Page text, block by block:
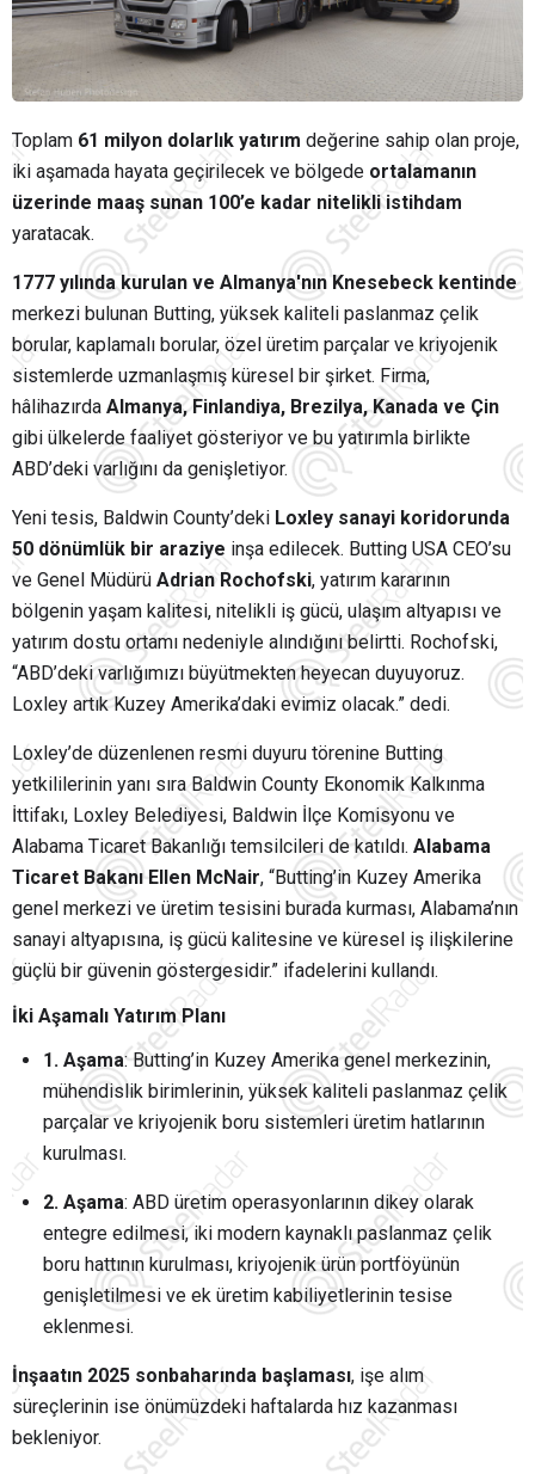
Toplam 61 milyon dolarlık yatırım değerine sahip olan proje,
iki aşamada hayata geçirilecek ve bölgede ortalamanın
üzerinde maaş sunan 100’e kadar nitelikli istihdam
yaratacak.
1777 yılında kurulan ve Almanya'nın Knesebeck kentinde
merkezi bulunan Butting, yüksek kaliteli paslanmaz çelik
borular, kaplamalı borular, özel üretim parçalar ve kriyojenik
sistemlerde uzmanlaşmış küresel bir şirket. Firma,
hâlihazırda Almanya, Finlandiya, Brezilya, Kanada ve Çin
gibi ülkelerde faaliyet gösteriyor ve bu yatırımla birlikte
ABD’deki varlığını da genişletiyor.
Yeni tesis, Baldwin County’deki Loxley sanayi koridorunda
50 dönümlük bir araziye inşa edilecek. Butting USA CEO’su
ve Genel Müdürü Adrian Rochofski, yatırım kararının
bölgenin yaşam kalitesi, nitelikli iş gücü, ulaşım altyapısı ve
yatırım dostu ortamı nedeniyle alındığını belirtti. Rochofski,
“ABD’deki varlığımızı büyütmekten heyecan duyuyoruz.
Loxley artık Kuzey Amerika’daki evimiz olacak.” dedi.
Loxley’de düzenlenen resmi duyuru törenine Butting
yetkililerinin yanı sıra Baldwin County Ekonomik Kalkınma
İttifakı, Loxley Belediyesi, Baldwin İlçe Komisyonu ve
Alabama Ticaret Bakanlığı temsilcileri de katıldı. Alabama
Ticaret Bakanı Ellen McNair, “Butting’in Kuzey Amerika
genel merkezi ve üretim tesisini burada kurması, Alabama’nın
sanayi altyapısına, iş gücü kalitesine ve küresel iş ilişkilerine
güçlü bir güvenin göstergesidir.” ifadelerini kullandı.
İki Aşamalı Yatırım Planı
1. Aşama: Butting’in Kuzey Amerika genel merkezinin,
mühendislik birimlerinin, yüksek kaliteli paslanmaz çelik
parçalar ve kriyojenik boru sistemleri üretim hatlarının
kurulması.
2. Aşama: ABD üretim operasyonlarının dikey olarak
entegre edilmesi, iki modern kaynaklı paslanmaz çelik
boru hattının kurulması, kriyojenik ürün portföyünün
genişletilmesi ve ek üretim kabiliyetlerinin tesise
eklenmesi.
İnşaatın 2025 sonbaharında başlaması, işe alım
süreçlerinin ise önümüzdeki haftalarda hız kazanması
bekleniyor.